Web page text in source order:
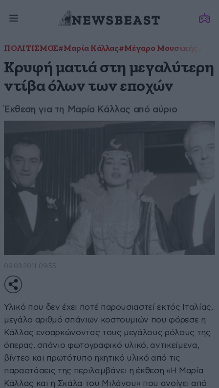
ΠΟΛΙΤΙΣΜΟΣ#Μαρία Κάλλας#Μέγαρο Μουσικής
Κρυφή ματιά στη μεγαλύτερη
ντίβα όλων των εποχών
Έκθεση για τη Μαρία Κάλλας από αύριο
09·03·2011 09:55
Υλικό που δεν έχει ποτέ παρουσιαστεί εκτός Ιταλίας,
μεγάλο αριθμό σπάνιων κοστουμιών που φόρεσε η
Κάλλας ενσαρκώνοντας τους μεγάλους ρόλους της
όπερας, σπάνιο φωτογραφικό υλικό, αντικείμενα,
βίντεο και πρωτότυπο ηχητικό υλικό από τις
παραστάσεις της περιλαμβάνει η έκθεση «Η Μαρία
Κάλλας και η Σκάλα του Μιλάνου» που ανοίγει από